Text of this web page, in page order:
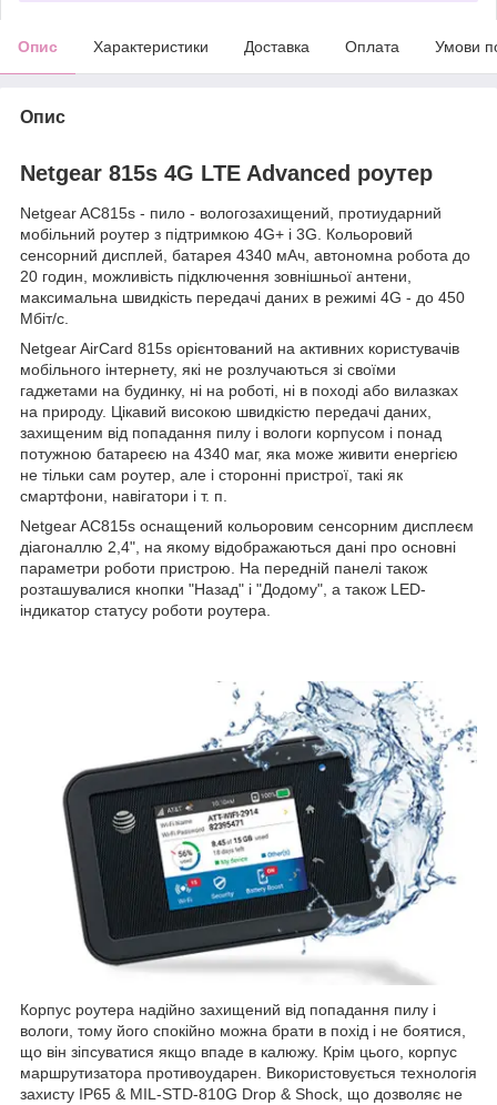
Опис Характеристики Доставка Оплата Умови
Опис
Netgear 815s 4G LTE Advanced роутер
Netgear AC815s - пило - вологозахищений, протиударний
мобільний роутер з підтримкою 4G+ і 3G. Кольоровий
сенсорний дисплей, батарея 4340 мАч, автономна робота до
20 годин, можливість підключення зовнішньої антени,
максимальна швидкість передачі даних в режимі 4G - до 450
Мбіт/с.
Netgear AirCard 815s орієнтований на активних користувачів
мобільного інтернету, які не розлучаються зі своїми
гаджетами на будинку, ні на роботі, ні в поході або вилазках
на природу. Цікавий високою швидкістю передачі даних,
захищеним від попадання пилу і вологи корпусом і понад
потужною батареєю на 4340 маг, яка може живити енергією
не тільки сам роутер, але і сторонні пристрої, такі як
смартфони, навігатори і т. п.
Netgear AC815s оснащений кольоровим сенсорним дисплеєм
діагоналлю 2,4", на якому відображаються дані про основні
параметри роботи пристрою. На передній панелі також
розташувалися кнопки "Назад" і "Додому", а також LED-
індикатор статусу роботи роутера.
Корпус роутера надійно захищений від попадання пилу і
вологи, тому його спокійно можна брати в похід і не боятися,
що він зіпсуватися якщо впаде в калюжу. Крім цього, корпус
маршрутизатора противоударен. Використовується технологія
захисту IP65 & MIL-STD-810G Drop & Shock, що дозволяє не